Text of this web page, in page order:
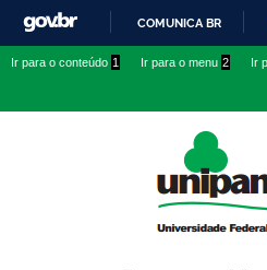
conteúdo
IR
O
COMUNICA BR
Ir para o conteúdo 1 Ir para o menu 2 Ir